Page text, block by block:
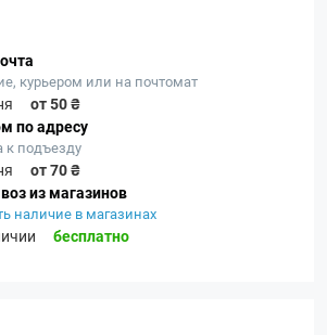
курьером или на почтомат
от 50 ₴
по адресу
к подъезду
от 70 ₴
из магазинов
наличие в магазинах
бесплатно